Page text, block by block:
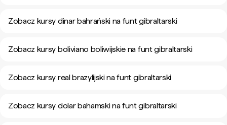
Zobacz kursy dinar bahrański na funt gibraltarski
Zobacz kursy boliviano boliwijskie na funt gibraltarski
Zobacz kursy real brazylijski na funt gibraltarski
Zobacz kursy dolar bahamski na funt gibraltarski